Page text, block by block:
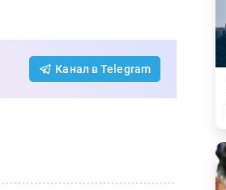
Канал в Telegram